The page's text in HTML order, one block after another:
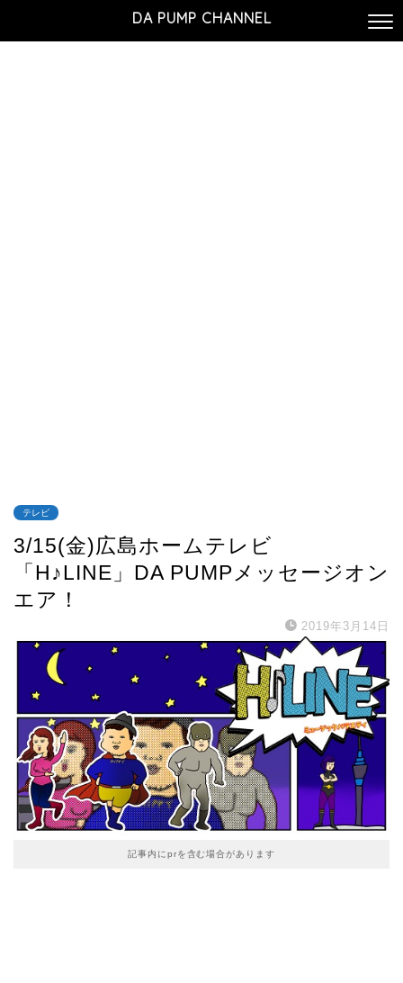
DA PUMP CHANNEL
テレビ
3/15(金)広島ホームテレビ
「H♪LINE」DA PUMPメッセージオン
エア！
2019年3月14日
記事内にprを含む場合があります